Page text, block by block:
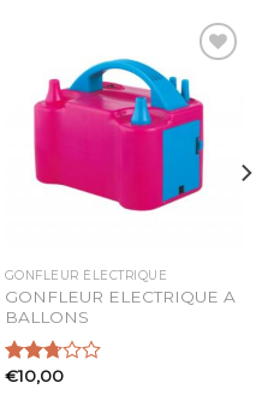
Ajouter
à la
liste
d’envies
GONFLEUR ÉLECTRIQUE
GONFLEUR ELECTRIQUE A
BALLONS
Note
€10,00